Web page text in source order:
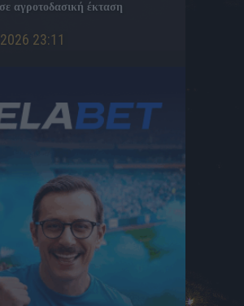
αγροτοδασική έκταση
23:11
του Δικεφάλου στον
από το χειρουργείο
22:26
Οι Αρκάδες επιβλήθηκαν
σε φιλική αναμέτρηση
22:10
Ριμπάλτα και
τα «καυτά» θέματα
22:00